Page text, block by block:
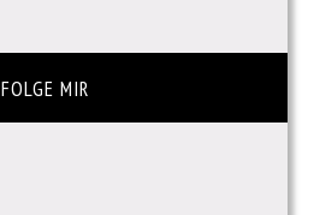
FOLGE MIR